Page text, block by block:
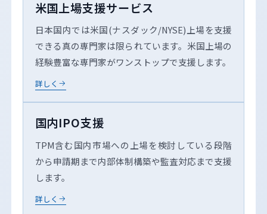
米国上場支援サービス
日本国内では米国(ナスダック/NYSE)上場を支援
できる真の専門家は限られています。米国上場の
経験豊富な専門家がワンストップで支援します。
詳しく
国内IPO支援
TPM含む国内市場への上場を検討している段階
から申請期まで内部体制構築や監査対応まで支援
します。
詳しく